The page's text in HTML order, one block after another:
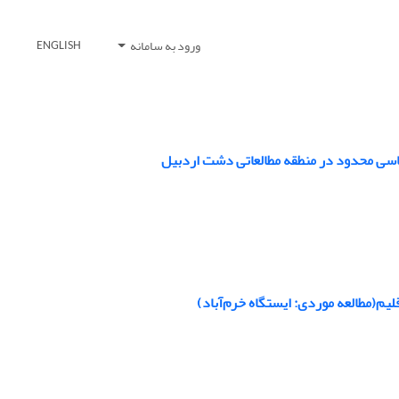
ورود به سامانه ENGLISH
محدود در منطقه مطالعاتی دشت اردبیل
موردی: ایستگاه خرم‌آباد)